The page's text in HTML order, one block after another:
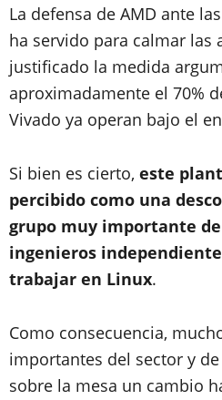
La defensa de AMD ante
ha servido para calmar las
justificado la medida
aproximadamente el 70%
Vivado ya operan bajo el
Si bien es cierto, este
percibido como una
grupo muy importante
ingenieros
trabajar en Linux.
Como consecuencia,
importantes del sector y
sobre la mesa un cambio